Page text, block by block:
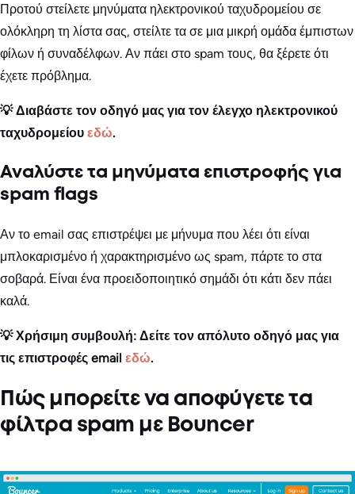
Προτού στείλετε μηνύματα ηλεκτρονικού ταχυδρομείου σε
ολόκληρη τη λίστα σας, στείλτε τα σε μια μικρή ομάδα έμπιστων
φίλων ή συναδέλφων. Αν πάει στο spam τους, θα ξέρετε ότι
έχετε πρόβλημα.
💡 Διαβάστε τον οδηγό μας για τον έλεγχο ηλεκτρονικού
ταχυδρομείου εδώ.
Αναλύστε τα μηνύματα επιστροφής για
spam flags
Αν το email σας επιστρέψει με μήνυμα που λέει ότι είναι
μπλοκαρισμένο ή χαρακτηρισμένο ως spam, πάρτε το στα
σοβαρά. Είναι ένα προειδοποιητικό σημάδι ότι κάτι δεν πάει
καλά.
💡 Χρήσιμη συμβουλή: Δείτε τον απόλυτο οδηγό μας για
τις επιστροφές email εδώ.
Πώς μπορείτε να αποφύγετε τα
φίλτρα spam με Bouncer